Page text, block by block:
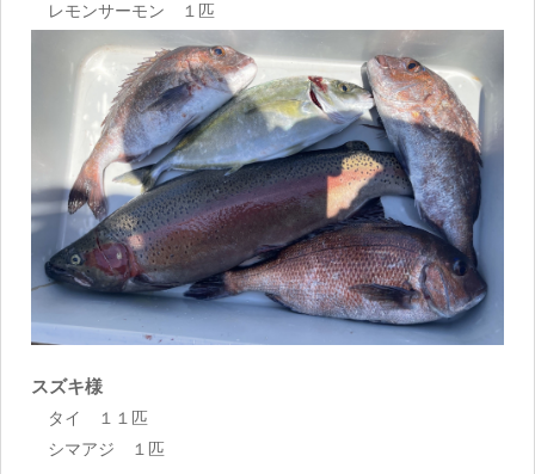
レモンサーモン １匹
スズキ様
タイ １１匹
シマアジ １匹